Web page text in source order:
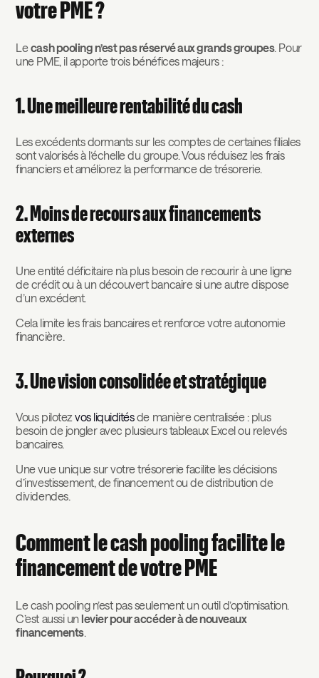
votre PME ?
Lecash pooling n’est pas réservé aux grands groupes. Pour
une PME, il apporte trois bénéfices majeurs :
1. Une meilleure rentabilité du cash
Les excédents dormants sur les comptes de certaines filiales
sont valorisés à l’échelle du groupe. Vous réduisez les frais
financiers et améliorez la performance de trésorerie.
2. Moins de recours aux financements
externes
Une entité déficitaire n’a plus besoin de recourir à une ligne
de crédit ou à un découvert bancaire si une autre dispose
d’un excédent.
Cela limite les frais bancaires et renforce votre autonomie
financière.
3. Une vision consolidée et stratégique
Vous pilotezvos liquiditésde manière centralisée : plus
besoin de jongler avec plusieurs tableaux Excel ou relevés
bancaires.
Une vue unique sur votre trésorerie facilite les décisions
d’investissement, de financement ou de distribution de
dividendes.
Comment le cash pooling facilite le
financement de votre PME
Le cash pooling n’est pas seulement un outil d’optimisation.
C’est aussi un levier pour accéder à de nouveaux
financements.